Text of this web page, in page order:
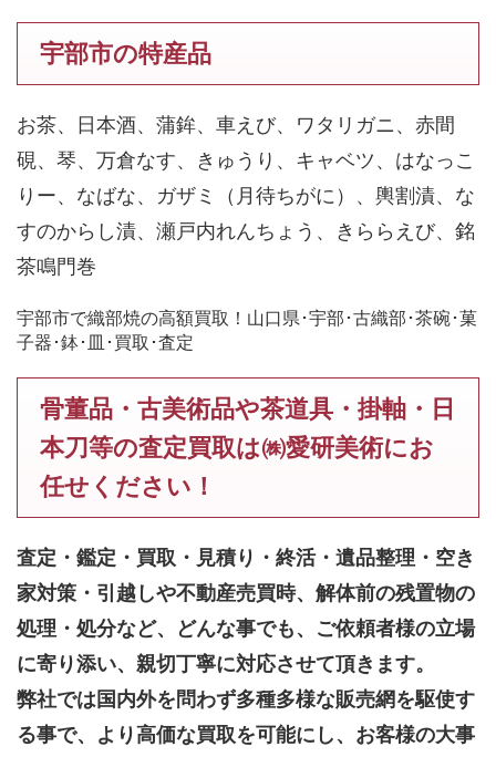
宇部市の特産品
お茶、日本酒、蒲鉾、車えび、ワタリガニ、赤間
硯、琴、万倉なす、きゅうり、キャベツ、はなっこ
りー、なばな、ガザミ（月待ちがに）、輿割漬、な
すのからし漬、瀬戸内れんちょう、きららえび、銘
茶鳴門巻
宇部市で織部焼の高額買取！山口県･宇部･古織部･茶碗･菓
子器･鉢･皿･買取･査定
骨董品・古美術品や茶道具・掛軸・日
本刀等の査定買取は㈱愛研美術にお
任せください！
査定・鑑定・買取・見積り・終活・遺品整理・空き
家対策・引越しや不動産売買時、解体前の残置物の
処理・処分など、どんな事でも、 ご依頼者様の立場
に寄り添い、親切丁寧に対応させて頂きます。
弊社では国内外を問わず多種多様な販売網を駆使す
る事で、より高価な買取を可能にし、お客様の大事